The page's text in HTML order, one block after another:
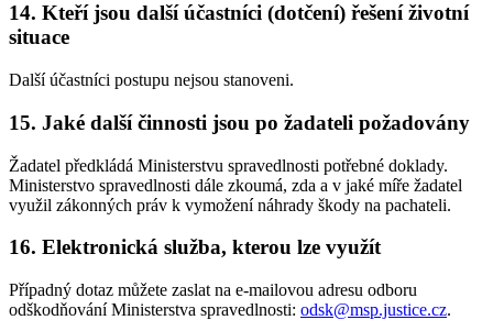
14. Kteří jsou další účastníci (dotčení) řešení životní
situace
Další účastníci postupu nejsou stanoveni.
15. Jaké další činnosti jsou po žadateli požadovány
Žadatel předkládá Ministerstvu spravedlnosti potřebné doklady.
Ministerstvo spravedlnosti dále zkoumá, zda a v jaké míře žadatel
využil zákonných práv k vymožení náhrady škody na pachateli.
16. Elektronická služba, kterou lze využít
Případný dotaz můžete zaslat na e-mailovou adresu odboru
odškodňování Ministerstva spravedlnosti: odsk@msp.justice.cz.